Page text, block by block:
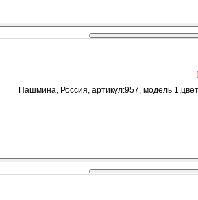
Пашмина, Россия, артикул:957, модель